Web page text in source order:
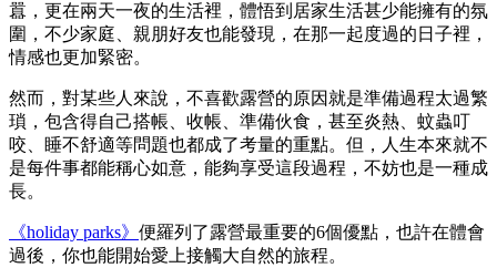
囂，更在兩天一夜的生活裡，體悟到居家生活甚少能擁有的氛
圍，不少家庭、親朋好友也能發現，在那一起度過的日子裡，
情感也更加緊密。
然而，對某些人來說，不喜歡露營的原因就是準備過程太過繁
瑣，包含得自己搭帳、收帳、準備伙食，甚至炎熱、蚊蟲叮
咬、睡不舒適等問題也都成了考量的重點。但，人生本來就不
是每件事都能稱心如意，能夠享受這段過程，不妨也是一種成
長。
《holiday parks》 便羅列了露營最重要的6個優點，也許在體會
過後，你也能開始愛上接觸大自然的旅程。